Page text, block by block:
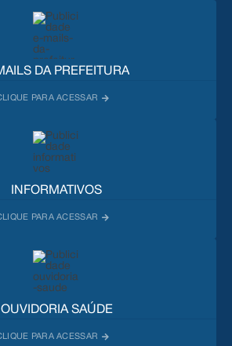
DA PREFEITURA
INFORMATIVOS
OUVIDORIA SAÚDE